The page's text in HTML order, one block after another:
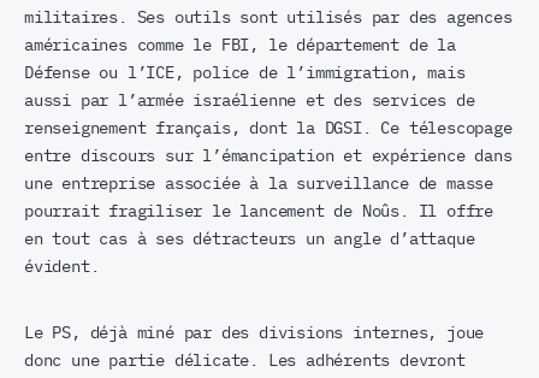
militaires. Ses outils sont utilisés par des agences
américaines comme le FBI, le département de la
Défense ou l’ICE, police de l’immigration, mais
aussi par l’armée israélienne et des services de
renseignement français, dont la DGSI. Ce télescopage
entre discours sur l’émancipation et expérience dans
une entreprise associée à la surveillance de masse
pourrait fragiliser le lancement de Noûs. Il offre
en tout cas à ses détracteurs un angle d’attaque
évident.
Le PS, déjà miné par des divisions internes, joue
donc une partie délicate. Les adhérents devront